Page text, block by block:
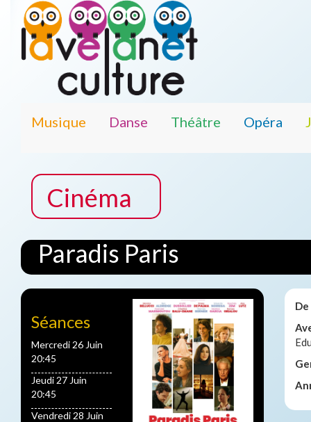
Musique Danse Théâtre Opéra
Cinéma
Paradis Paris
Séances
Mercredi 26 Juin
20:45
Jeudi 27 Juin
20:45
Vendredi 28 Juin
De